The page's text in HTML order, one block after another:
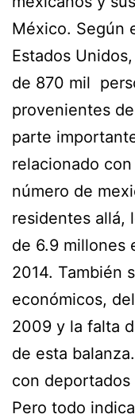
México. Según
Estados
de 870 mil
provenientes
parte
relacionado
número de
residentes allá,
de 6.9 millones
2014. También
económicos,
2009 y la falta
de esta
con
Pero todo